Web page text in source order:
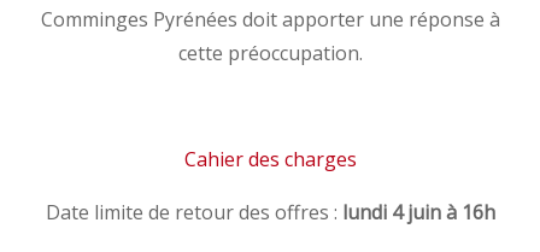
Comminges Pyrénées doit apporter une réponse à
cette préoccupation.
Cahier des charges
Date limite de retour des offres : lundi 4 juin à 16h